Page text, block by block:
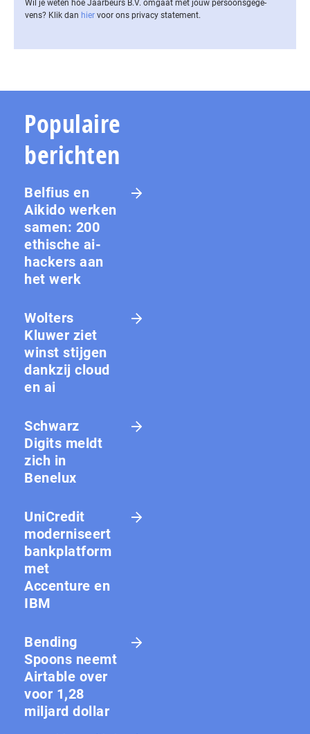
Wil je weten hoe Jaarbeurs B.V. omgaat met jouw per­soons­ge­ge­
vens? Klik dan hier voor ons privacy statement.
Populaire
berichten
Belfius en
Aikido werken
samen: 200
ethische ai-
hackers aan
het werk
Wolters
Kluwer ziet
winst stijgen
dankzij cloud
en ai
Schwarz
Digits meldt
zich in
Benelux
UniCredit
moderniseert
bankplatform
met
Accenture en
IBM
Bending
Spoons neemt
Airtable over
voor 1,28
miljard dollar